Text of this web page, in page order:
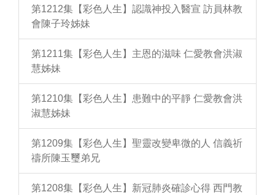
第1212集【彩色人生】認識神投入醫宣 訪員林教
會陳子玲姊妹
第1211集【彩色人生】主恩的滋味 仁愛教會洪淑
慧姊妹
第1210集【彩色人生】患難中的平靜 仁愛教會洪
淑慧姊妹
第1209集【彩色人生】聖靈改變卑微的人 信義祈
禱所陳玉璽弟兄
第1208集【彩色人生】新冠肺炎確診心得 西門教